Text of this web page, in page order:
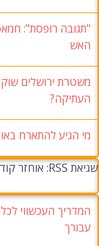
"תגובה רופסת":
האש
משטרת ירושלים
העתיקה?
מי הגיע להתארח
שגיאת RSS: אוחזר קוד סטטוס לא נתמך "500"
המדריך העכשווי
עבורך